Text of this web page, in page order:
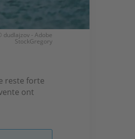
dudlajzov - Adobe
StockGregory
reste forte
ont